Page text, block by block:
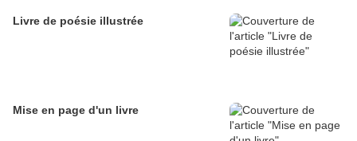
Livre de poésie illustrée
Mise en page d'un livre